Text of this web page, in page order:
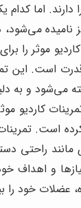
اما
نامیده
موثر را
است. این
و به
کاردیو
است.
مانند راحتی
و اهداف
عضلات خود